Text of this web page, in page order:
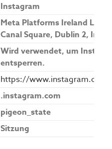
Instagram
Meta Platforms Ireland
Canal Square, Dublin 2,
Wird verwendet, um
entsperren.
https://
.instagram.com
pigeon_state
Sitzung